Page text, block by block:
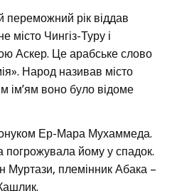
рік віддав
місто Чингіз-Туру і
Аскер. Це арабське слово
Народ називав місто
ім’ям воно було відоме
Ер-Мара Мухаммеда.
погрожувала йому у спадок.
Муртази, племінник Абака –